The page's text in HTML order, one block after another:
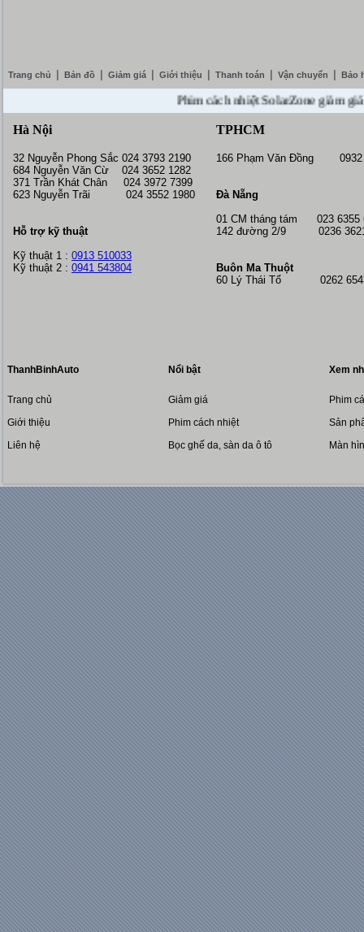
Trang chủ Bản đồ Giảm giá Giới thiệu Thanh toán Vận chuyển Bảo
Phim cách nhiệt SolarZone giảm giá
Hà Nội
32 Nguyễn Phong Sắc 024 3793 2190
684 Nguyễn Văn Cừ 024 3652 1282
371 Trần Khát Chân 024 3972 7399
623 Nguyễn Trãi 024 3552 1980
Hỗ trợ kỹ thuật
Kỹ thuật 1 : 0913 510033
Kỹ thuật 2 : 0941 543804
TPHCM
166 Phạm Văn Đồng 0932
Đà Nẵng
01 CM tháng tám 023 6355
142 đường 2/9 0236
Buôn Ma Thuột
60 Lý Thái Tổ 0262
ThanhBinhAuto
Trang chủ
Giới thiệu
Liên hệ
Nổi bật
Giảm giá
Phim cách nhiệt
Bọc ghế da, sàn da ô tô
Xem
Phim
Sản
Màn